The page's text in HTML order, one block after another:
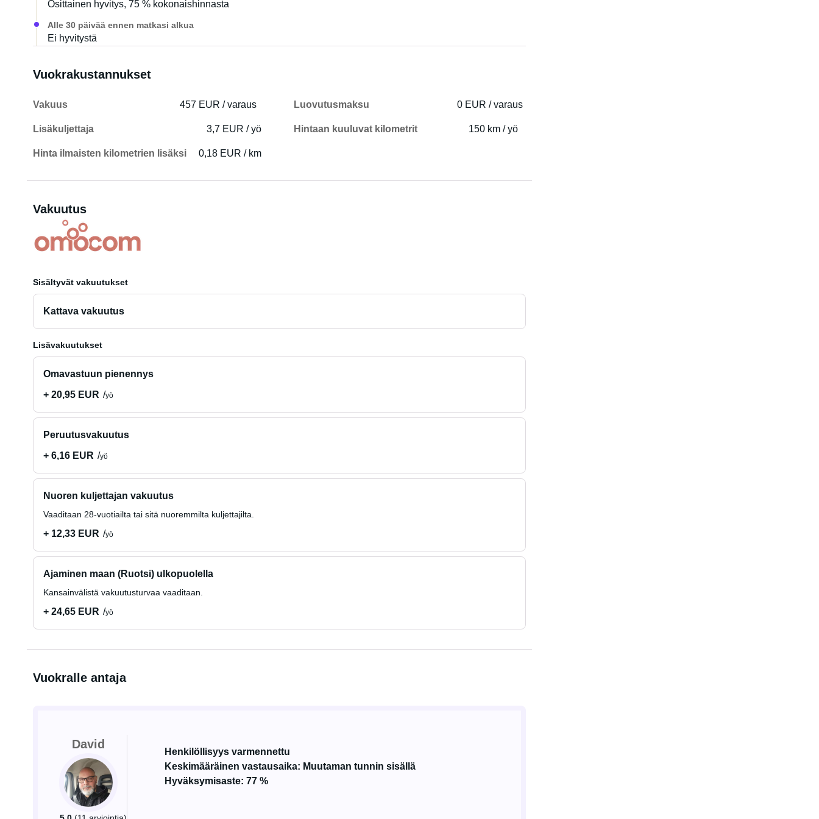
Osittainen hyvitys, 75 % kokonaishinnasta
Alle 30 päivää ennen matkasi alkua
Ei hyvitystä
Vuokrakustannukset
Vakuus 457 EUR / varaus Luovutusmaksu 0 EUR / varaus
Lisäkuljettaja 3,7 EUR / yö Hintaan kuuluvat kilometrit 150 km / yö
Hinta ilmaisten kilometrien lisäksi 0,18 EUR / km
Vakuutus
Sisältyvät vakuutukset
Kattava vakuutus
Lisävakuutukset
Omavastuun pienennys
+ 20,95 EUR
yö
Peruutusvakuutus
+ 6,16 EUR
yö
Nuoren kuljettajan vakuutus
Vaaditaan 28-vuotiailta tai sitä nuoremmilta kuljettajilta.
+ 12,33 EUR yö
Ajaminen maan (Ruotsi) ulkopuolella
Kansainvälistä vakuutusturvaa vaaditaan.
+ 24,65 EUR yö
Vuokralle antaja
David
Henkilöllisyys varmennettu
Keskimääräinen vastausaika: Muutaman tunnin sisällä
Hyväksymisaste: 77 %